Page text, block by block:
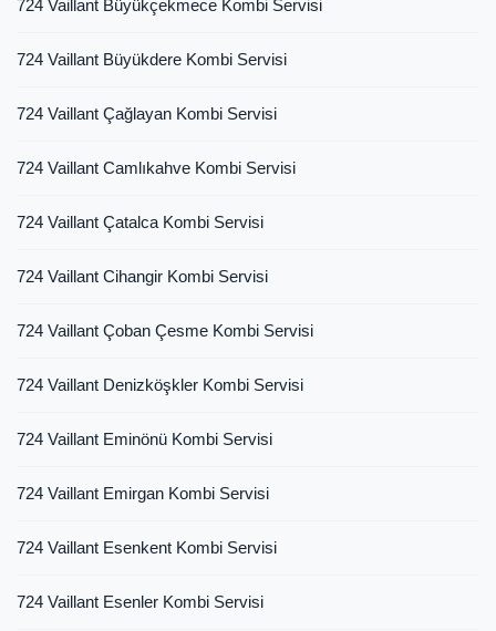
724 Vaillant Büyükçekmece Kombi Servisi
724 Vaillant Büyükdere Kombi Servisi
724 Vaillant Çağlayan Kombi Servisi
724 Vaillant Camlıkahve Kombi Servisi
724 Vaillant Çatalca Kombi Servisi
724 Vaillant Cihangir Kombi Servisi
724 Vaillant Çoban Çesme Kombi Servisi
724 Vaillant Denizköşkler Kombi Servisi
724 Vaillant Eminönü Kombi Servisi
724 Vaillant Emirgan Kombi Servisi
724 Vaillant Esenkent Kombi Servisi
724 Vaillant Esenler Kombi Servisi